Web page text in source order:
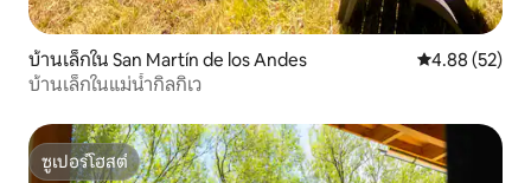
บ้านเล็กใน San Martín de los Andes คะแนนเฉลี่ย
4.88 (52)
บ้านเล็กในแม่น้ำกิลกิเว
ซูเปอร์โฮสต์
ซูเปอร์โฮสต์